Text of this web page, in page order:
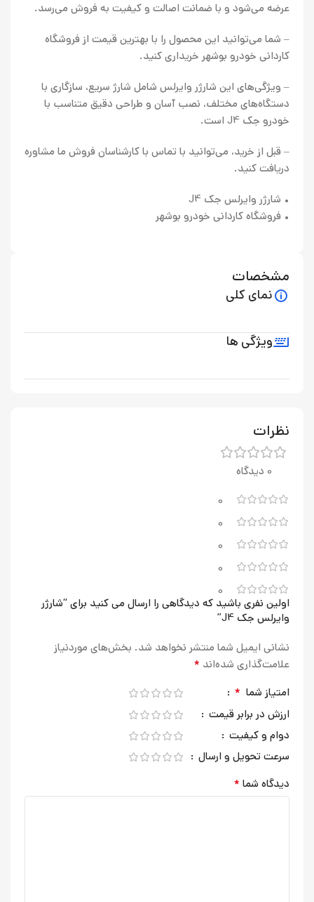
عرضه می‌شود و با ضمانت اصالت و کیفیت به فروش می‌رسد.
– شما می‌توانید این محصول را با بهترین قیمت از فروشگاه
کاردانی خودرو بوشهر خریداری کنید.
– ویژگی‌های این شارژر وایرلس شامل شارژ سریع، سازگاری با
دستگاه‌های مختلف، نصب آسان و طراحی دقیق متناسب با
خودرو جک J4 است.
– قبل از خرید، می‌توانید با تماس با کارشناسان فروش ما مشاوره
دریافت کنید.
• شارژر وایرلس جک J4
• فروشگاه کاردانی خودرو بوشهر
مشخصات
نمای کلی
ویژگی ها
نظرات
0 دیدگاه
0
0
0
0
0
اولین نفری باشید که دیدگاهی را ارسال می کنید برای “شارژر
وایرلس جک J4”
نشانی ایمیل شما منتشر نخواهد شد. بخش‌های موردنیاز
علامت‌گذاری شده‌اند *
امتیاز شما *
ارزش در برابر قیمت
دوام و کیفیت
سرعت تحویل و ارسال
دیدگاه شما *